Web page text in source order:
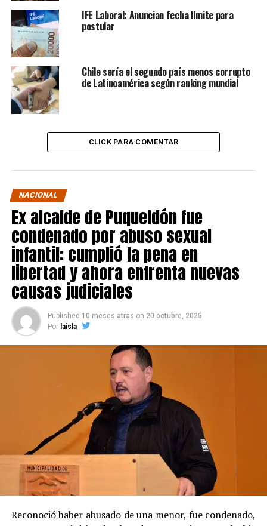
IFE Laboral: Anuncian fecha límite para
postular
Chile sería el segundo país menos corrupto
de Latinoamérica según ranking mundial
CLICK PARA COMENTAR
NACIONAL
Ex alcalde de Puqueldón fue
condenado por abuso sexual
infantil: cumplió la pena en
libertad y ahora enfrenta nuevas
causas judiciales
Published 10 meses atras on 20 octubre, 2025
Por laisla
Reconoció haber abusado de una menor, fue condenado,